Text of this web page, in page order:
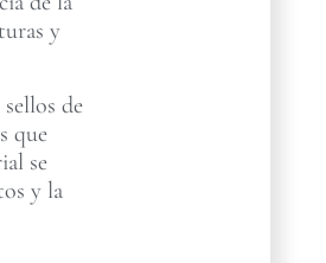
y
de
que
se
y la